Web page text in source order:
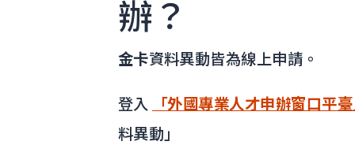
辦？
金卡資料異動皆為線上申請。
登入
「外國專業人才申辦窗口平
料異動」